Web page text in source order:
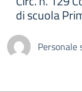
di scuola
Personale